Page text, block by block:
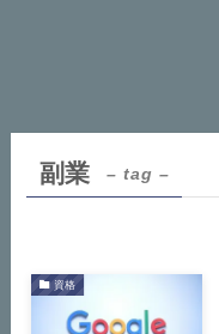
副業 – tag –
資格